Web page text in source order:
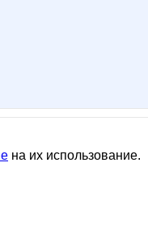
на их использование.